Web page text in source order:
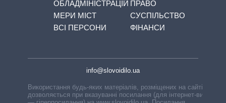
ОБЛАДМІНІСТРАЦІЙ
МЕРИ МІСТ
ВСІ ПЕРСОНИ
ПРАВО
СУСПІЛЬСТВО
ФІНАНСИ
info@slovoidilo.ua
Використання будь-яких матеріалів, розміщених на сайті,
дозволяється при вказуванні посилання (для інтернет-видань